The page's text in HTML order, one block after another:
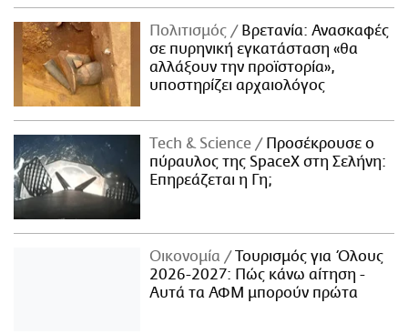
Πολιτισμός
Βρετανία: Ανασκαφές
σε πυρηνική εγκατάσταση «θα
αλλάξουν την προϊστορία»,
υποστηρίζει αρχαιολόγος
Τech & Science
Προσέκρουσε ο
πύραυλος της SpaceX στη Σελήνη:
Επηρεάζεται η Γη;
Οικονομία
Τουρισμός για Όλους
2026-2027: Πώς κάνω αίτηση -
Αυτά τα ΑΦΜ μπορούν πρώτα